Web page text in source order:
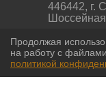
446442, г.
Продолжая
на работу с
политикой